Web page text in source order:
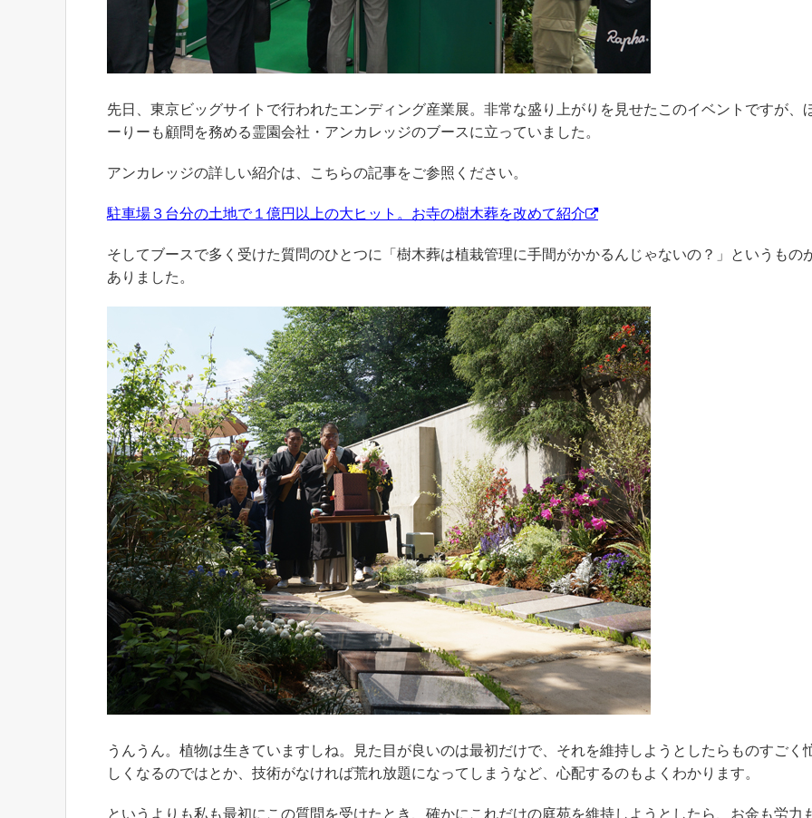
先日、東京ビッグサイトで行われたエンディング産業展。非常な盛り上がりを見せたこのイベントですが、
ーりーも顧問を務める霊園会社・アンカレッジのブースに立っていました。
アンカレッジの詳しい紹介は、こちらの記事をご参照ください。
駐車場３台分の土地で１億円以上の大ヒット。お寺の樹木葬を改めて紹介
そしてブースで多く受けた質問のひとつに「樹木葬は植栽管理に手間がかかるんじゃないの？」というもの
ありました。
うんうん。植物は生きていますしね。見た目が良いのは最初だけで、それを維持しようとしたらものすごく
しくなるのではとか、技術がなければ荒れ放題になってしまうなど、心配するのもよくわかります。
というよりも私も最初にこの質問を受けたとき、確かにこれだけの庭苑を維持しようとしたら、お金も労力